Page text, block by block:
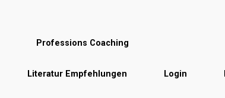
Professions Coaching
Literatur Empfehlungen Login